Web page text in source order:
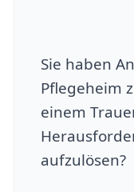
Sie haben
Pflegeheim
einem
aufzulösen?